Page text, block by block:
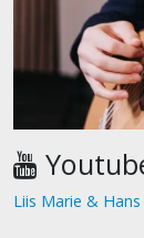
Liis Marie &